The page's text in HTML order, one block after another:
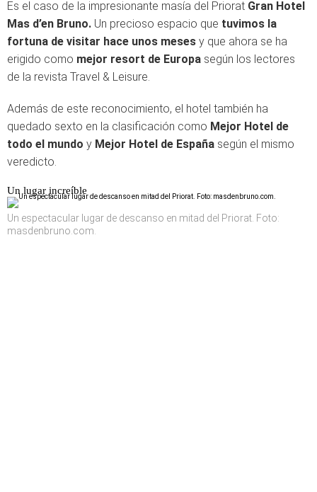
Es el caso de la impresionante masía del Priorat Gran Hotel
Mas d’en Bruno. Un precioso espacio que tuvimos la
fortuna de visitar hace unos meses y que ahora se ha
erigido como mejor resort de Europa según los lectores
de la revista Travel & Leisure.
Además de este reconocimiento, el hotel también ha
quedado sexto en la clasificación como Mejor Hotel de
todo el mundo y Mejor Hotel de España según el mismo
veredicto.
Un lugar increíble
Un espectacular lugar de descanso en mitad del Priorat. Foto:
masdenbruno.com.